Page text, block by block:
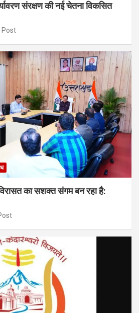
संरक्षण की नई चेतना विकसित
Post
का सशक्त संगम बन रहा है: